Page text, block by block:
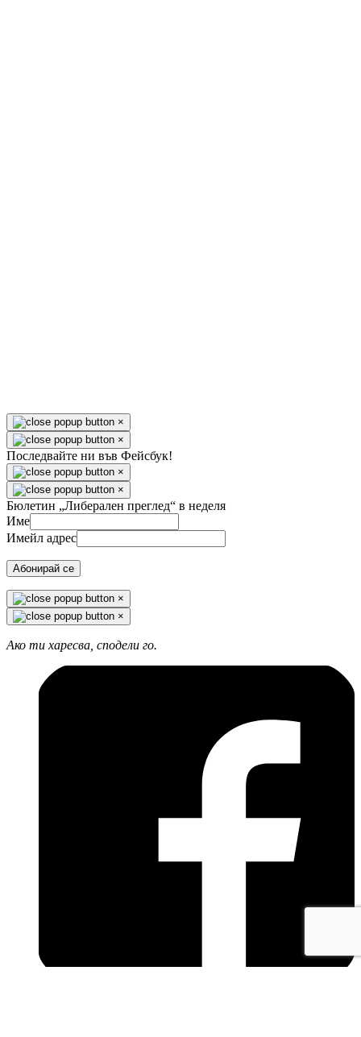
×
×
Последвайте ни във Фейсбук!
×
×
Бюлетин „Либерален преглед“ в неделя
Име
Имейл адрес
Абонирай се
×
×
Ако ти харесва, сподели го.